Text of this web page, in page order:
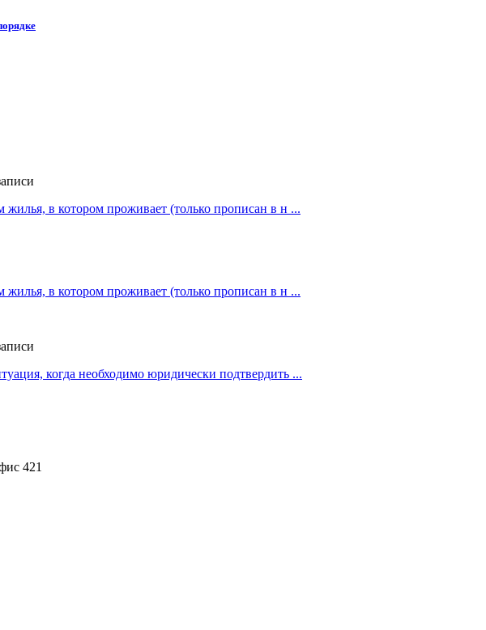
жилья, в котором проживает (только прописан в н ...
жилья, в котором проживает (только прописан в н ...
когда необходимо юридически подтвердить ...
421